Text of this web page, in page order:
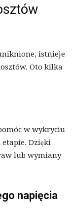
istnieje
Oto kilka
w wykryciu
Dzięki
lub wymiany
napięcia